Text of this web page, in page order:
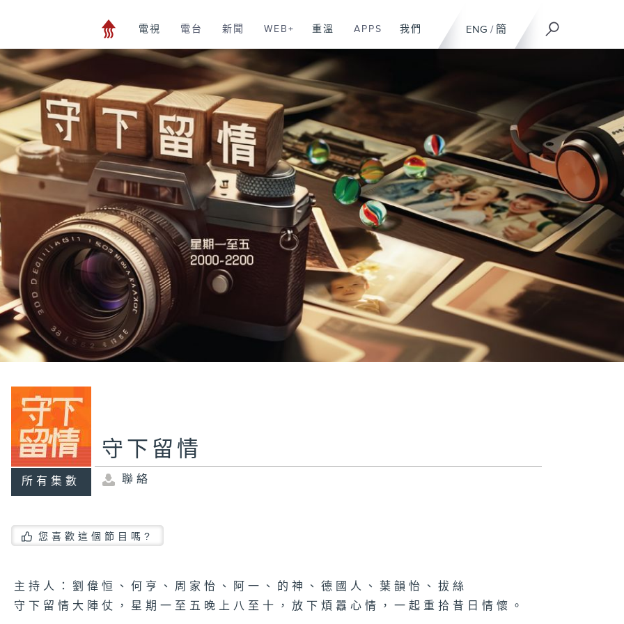
ENG / 簡
電視 電台 新聞 WEB+ 重溫 APPS 我們
所有集數
守下留情
聯絡
您喜歡這個節目嗎?
主持人：劉偉恒、何亨、周家怡、阿一、的神、德國人、葉韻怡、拔絲
守下留情大陣仗，星期一至五晚上八至十，放下煩囂心情，一起重拾昔日情懷。